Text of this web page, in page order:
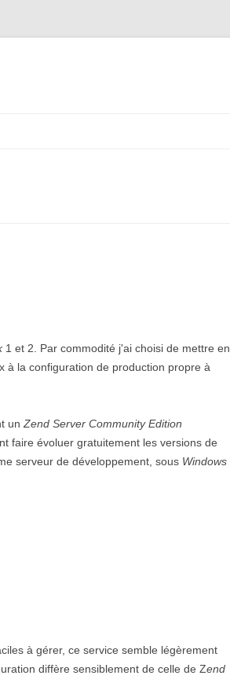
1 et 2. Par commodité j'ai choisi de mettre en
à la configuration de production propre à
un Zend Server Community Edition
faire évoluer gratuitement les versions de
serveur de développement, sous Windows
à gérer, ce service semble légèrement
diffère sensiblement de celle de Zend